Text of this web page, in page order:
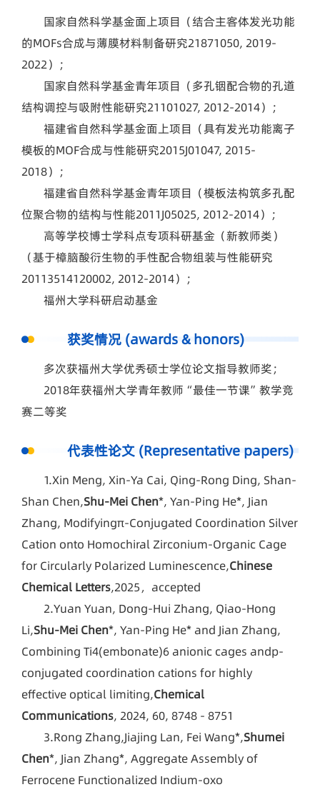
国家自然科学基金面上项目（结合主客体发光功能
的MOFs合成与薄膜材料制备研究21871050, 2019-
2022）；
国家自然科学基金青年项目（多孔铟配合物的孔道
结构调控与吸附性能研究21101027, 2012-2014）；
福建省自然科学基金面上项目（具有发光功能离子
模板的MOF合成与性能研究2015J01047, 2015-
2018）；
福建省自然科学基金青年项目（模板法构筑多孔配
位聚合物的结构与性能2011J05025, 2012-2014）；
高等学校博士学科点专项科研基金（新教师类）
（基于樟脑酸衍生物的手性配合物组装与性能研究
20113514120002, 2012-2014）；
福州大学科研启动基金
获奖情况 (awards & honors)
多次获福州大学优秀硕士学位论文指导教师奖；
2018年获福州大学青年教师“最佳一节课”教学竞
赛二等奖
代表性论文 (Representative papers)
1.Xin Meng, Xin-Ya Cai, Qing-Rong Ding, Shan-
Shan Chen,Shu-Mei Chen*, Yan-Ping He*, Jian
Zhang, Modifyingπ-Conjugated Coordination Silver
Cation onto Homochiral Zirconium-Organic Cage
for Circularly Polarized Luminescence,Chinese
Chemical Letters,2025，accepted
2.Yuan Yuan, Dong-Hui Zhang, Qiao-Hong
Li,Shu-Mei Chen*, Yan-Ping He* and Jian Zhang,
Combining Ti4(embonate)6 anionic cages andp-
conjugated coordination cations for highly
effective optical limiting,Chemical
Communications, 2024, 60, 8748 - 8751
3.Rong Zhang,Jiajing Lan, Fei Wang*,Shumei
Chen*, Jian Zhang*, Aggregate Assembly of
Ferrocene Functionalized Indium-oxo